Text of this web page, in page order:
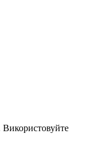
Використовуйте